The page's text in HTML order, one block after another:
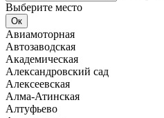
Выберите место
Авиамоторная
Автозаводская
Академическая
Александровский сад
Алексеевская
Алма-Атинская
Алтуфьево